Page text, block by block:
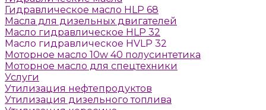
Гидравлическое масло HLP 68
Масла для дизельных двигателей
Масло гидравлическое HLP 32
Масло гидравлическое HVLP 32
Моторное масло 10w 40 полусинтетика
Моторное масло для спецтехники
Услуги
Утилизация нефтепродуктов
Утилизация дизельного топлива